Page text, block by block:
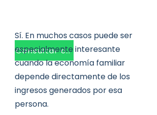
Consultar caso
Sí. En muchos casos puede ser
especialmente interesante
cuando la economía familiar
depende directamente de los
ingresos generados por esa
persona.